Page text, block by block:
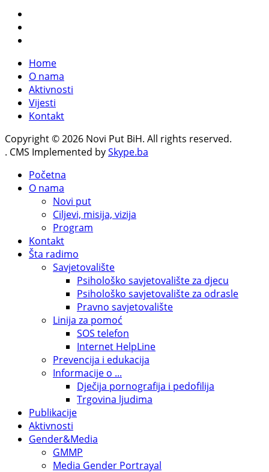
Home
O nama
Aktivnosti
Vijesti
Kontakt
Copyright © 2026 Novi Put BiH. All rights reserved.
. CMS Implemented bySkype.ba
Početna
O nama
Novi put
Ciljevi, misija, vizija
Program
Kontakt
Šta radimo
Savjetovalište
Psihološko savjetovalište za djecu
Psihološko savjetovalište za odrasle
Pravno savjetovalište
Linija za pomoć
SOS telefon
Internet HelpLine
Prevencija i edukacija
Informacije o ...
Dječija pornografija i pedofilija
Trgovina ljudima
Publikacije
Aktivnosti
Gender&Media
GMMP
Media Gender Portrayal